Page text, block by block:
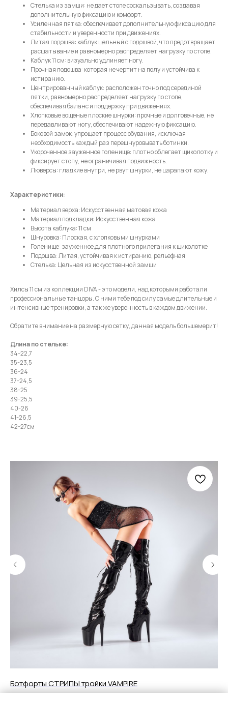
Имя
Телефон
Отправить
Нажимая на кнопку, вы даете согласие на обработку своих
Стелька из замши: не дает стопе соскальзывать, создавая
дополнительную фиксацию и комфорт.
Усиленная пятка: обеспечивает дополнительную фиксацию для
стабильности и уверенности при движениях.
Литая подошва: каблук цельный с подошвой, что предотвращает
расшатывание и равномерно распределяет нагрузку по стопе.
Каблук 11 см: визуально удлиняет ногу.
Прочная подошва: которая не чертит на полу и устойчива к
истиранию.
Центрированный каблук: расположен точно под серединой
пятки, равномерно распределяет нагрузку по стопе,
обеспечивая баланс и поддержку при движениях.
Хлопковые вощеные плоские шнурки: прочные и долговечные, не
передавливают ногу, обеспечивают надежную фиксацию.
Боковой замок: упрощает процесс обувания, исключая
необходимость каждый раз перешнуровывать ботинки.
Укороченное зауженное голенище: плотно облегает щиколотку и
фиксирует стопу, не ограничивая подвижность.
Люверсы: гладкие внутри, не рвут шнурки, не царапают кожу.
Характеристики:
Материал верха: Искусственная матовая кожа
Материал подкладки: Искусственная кожа
Высота каблука: 11 см
Шнуровка: Плоская, с хлопковыми шнурками
Голенище: зауженное,для плотного прилегания к щиколотке
Подошва: Литая, устойчивая к истиранию, рельефная
Стелька: Цельная из искусственной замши
Хилсы 11 см из коллекции DIVA - это модели, над которыми работали
профессиональные танцоры. С ними тебе под силу самые длительные и
интенсивные тренировки, а так же уверенность в каждом движении.
Обратите внимание на размерную сетку, данная модель большемерит!
Длина по стельке:
34-22,7
35-23,5
36-24
37-24,5
38-25
39-25,5
40-26
41-26,5
42-27см
Ботфорты СТРИПЫ тройки VAMPIRE